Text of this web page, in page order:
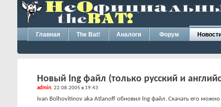
Главная The Bat! Аналоги Форум
Новый lng файл (только русский и
admin, 22.08.2005 в 19:43
Ivan Bolhovitinov aka Atlanoff обновил lng файл. Скачать его можно